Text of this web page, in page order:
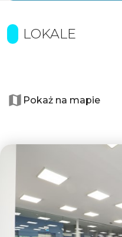
LOKALE
4
−Pokaż na mapie